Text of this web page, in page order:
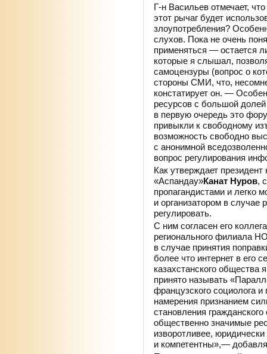
Г-н Васильев отмечает,
этот рычаг будет
злоупотребления?
слухов. Пока не очень
применяться — остается
которые я слышал,
самоцензуры (вопрос о
стороны СМИ, что,
констатирует он. —
ресурсов с большой долей
в первую очередь это
привыкли к свободному
возможность свободно
с анонимной
вопрос регулирования
Как утверждает
«Аспандау»Канат Нуров,
пропагандистами и легко
и организатором в
регулировать.
С ним согласен его
регионального филиала
в случае принятия
более что интернет в его
казахстанского общества
принято называть
французского социолога
намерения признанием
становления
общественно значимые
изворотливее,
и компетентны»,—